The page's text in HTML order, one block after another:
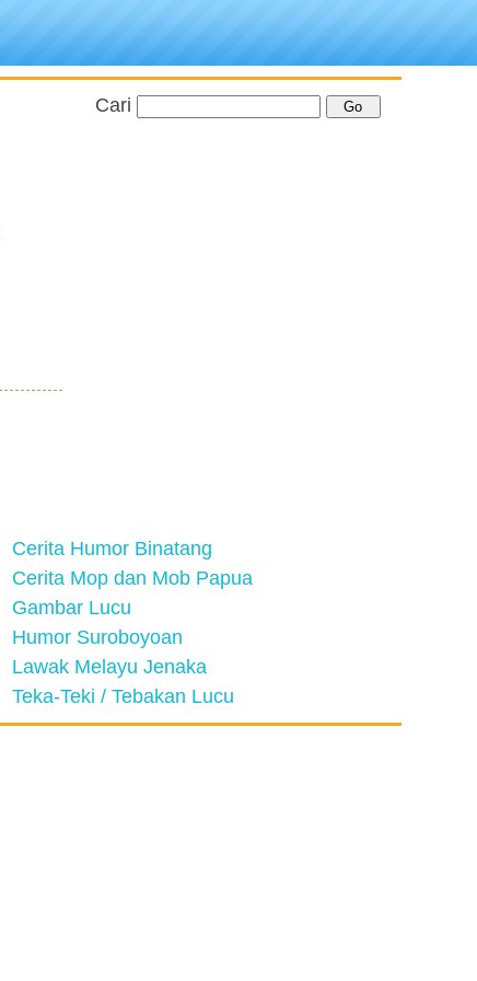
Cari
Cerita Humor Binatang
Cerita Mop dan Mob Papua
Gambar Lucu
Humor Suroboyoan
Lawak Melayu Jenaka
Teka-Teki / Tebakan Lucu